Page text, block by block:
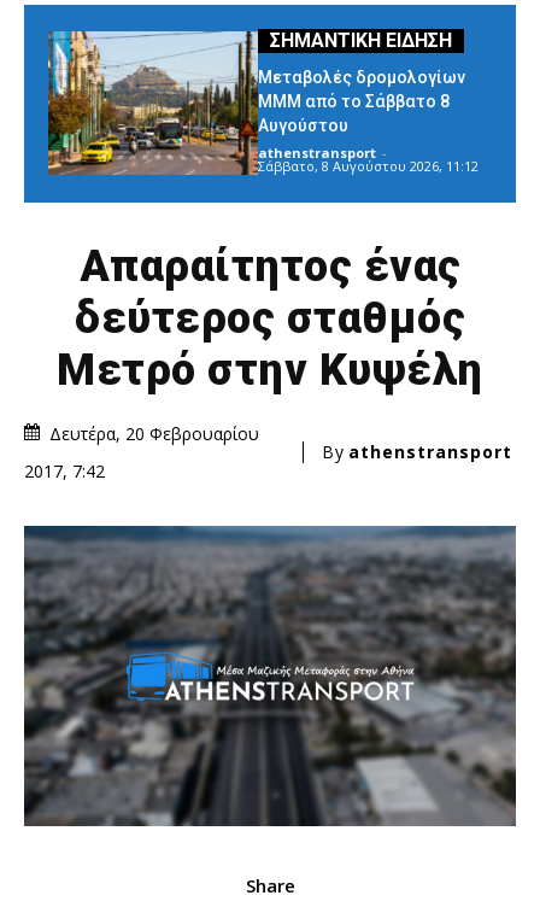
Μεταβολές δρομολογίων
ΜΜΜ από το Σάββατο 8
Αυγούστου
athenstransport -
Σάββατο, 8 Αυγούστου 2026, 11:12
Απαραίτητος ένας
δεύτερος σταθμός
Μετρό στην Κυψέλη
Δευτέρα, 20 Φεβρουαρίου
2017, 7:42
By athenstransport
Share